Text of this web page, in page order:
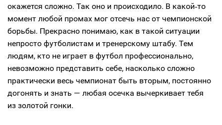
окажется сложно. Так оно и происходило. В какой‑то
момент любой промах мог отсечь нас от чемпионской
борьбы. Прекрасно понимаю, как в такой ситуации
непросто футболистам и тренерскому штабу. Тем
людям, кто не играет в футбол профессионально,
невозможно представить себе, насколько сложно
практически весь чемпионат быть вторым, постоянно
догонять и знать — любая осечка вычеркивает тебя
из золотой гонки.